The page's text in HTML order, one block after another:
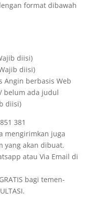
format dibawah
diisi)
diisi)
Angin berbasis Web
belum ada judul
diisi)
381
mengirimkan juga
yang akan dibuat.
atau Via Email di
bagi temen-